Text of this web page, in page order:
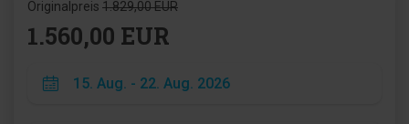
Originalpreis 1.829,00 EUR
1.560,00 EUR